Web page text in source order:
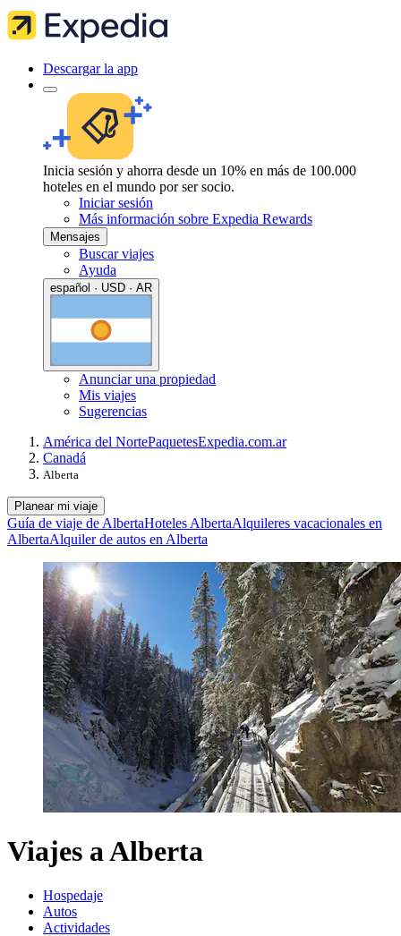
Descargar la app
Inicia sesión y ahorra desde un 10% en más de 100.000
hoteles en el mundo por ser socio.
Iniciar sesión
Más información sobre Expedia Rewards
Mensajes
Buscar viajes
Ayuda
español · USD · AR
Anunciar una propiedad
Mis viajes
Sugerencias
América del NortePaquetesExpedia.com.ar
Canadá
Alberta
Planear mi viaje
Guía de viaje de AlbertaHoteles AlbertaAlquileres vacacionales en
AlbertaAlquiler de autos en Alberta
Viajes a Alberta
Hospedaje
Autos
Actividades